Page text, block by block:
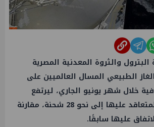
والثروة المعدنية المصرية
الطبيعي المسال العالميين على
إضافية خلال شهر يونيو الجاري، ليرتفع
إجمالي الشحنات المتعاقد عليها إلى نحو 28 شحنة، مقارنة